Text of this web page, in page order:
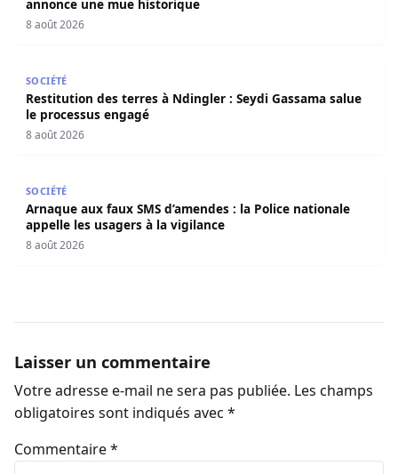
annonce une mue historique
8 août 2026
SOCIÉTÉ
Restitution des terres à Ndingler : Seydi Gassama salue
le processus engagé
8 août 2026
SOCIÉTÉ
Arnaque aux faux SMS d’amendes : la Police nationale
appelle les usagers à la vigilance
8 août 2026
Laisser un commentaire
Votre adresse e-mail ne sera pas publiée. Les champs
obligatoires sont indiqués avec *
Commentaire*